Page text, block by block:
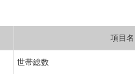
項目名
世帯総数